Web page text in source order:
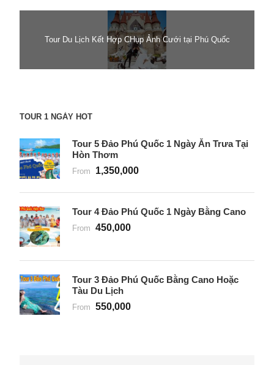
Tour Du Lịch Kết Hợp CHụp Ảnh Cưới tại Phú Quốc
TOUR 1 NGÀY HOT
Tour 5 Đảo Phú Quốc 1 Ngày Ăn Trưa Tại
Hòn Thơm
From 1,350,000
Tour 4 Đảo Phú Quốc 1 Ngày Bằng Cano
From 450,000
Tour 3 Đảo Phú Quốc Bằng Cano Hoặc
Tàu Du Lịch
From 550,000